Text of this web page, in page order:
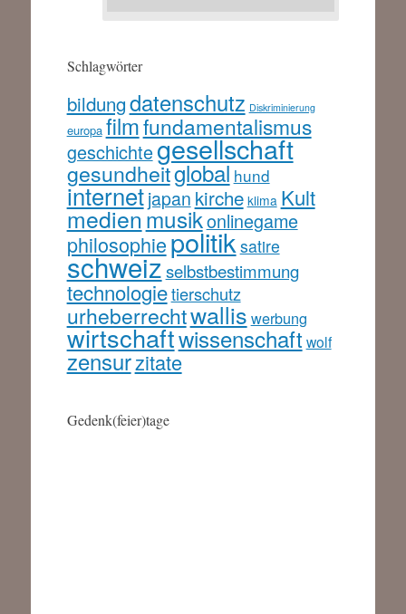
Schlagwörter
bildungdatenschutz Diskriminierung
europa filmfundamentalismus
geschichtegesellschaft
gesundheitglobal hund
internetjapan kirche klima Kult
medienmusikonlinegame
philosophiepolitiksatire
schweizselbstbestimmung
technologietierschutz
urheberrechtwallis werbung
wirtschaftwissenschaft wolf
zensurzitate
Gedenk(feier)tage